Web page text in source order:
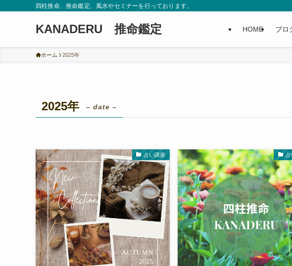
四柱推命、推命鑑定、風水やセミナーを行っております。
KANADERU 推命鑑定 HOME ブロ
ホーム 2025年
2025年 – date –
占い講座 占